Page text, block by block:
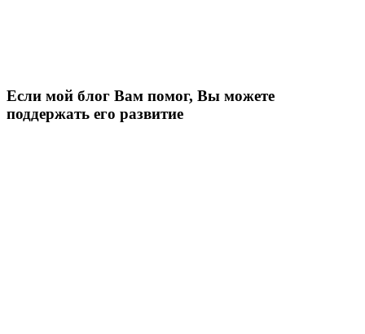
Если мой блог Вам помог, Вы можете
поддержать его развитие